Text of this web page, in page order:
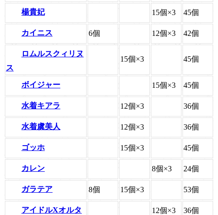
楊貴妃 15個×3 45個
カイニス 6個 12個×3 42個
ロムルスクィリヌ
ス
15個×3 45個
ボイジャー 15個×3 45個
水着キアラ 12個×3 36個
水着虞美人 12個×3 36個
ゴッホ 15個×3 45個
カレン 8個×3 24個
ガラテア 8個 15個×3 53個
アイドルXオルタ 12個×3 36個